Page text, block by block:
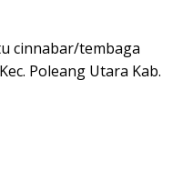
cinnabar/tembaga
Poleang Utara Kab.